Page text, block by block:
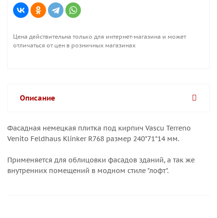
Цена действительна только для интернет-магазина и может
отличаться от цен в розничных магазинах
Описание
Фасадная немецкая плитка под кирпич Vascu Terreno
Venito Feldhaus Klinker R768 размер 240*71*14 мм.
Применяется для облицовки фасадов зданий, а так же
внутренних помещений в модном стиле "лофт".